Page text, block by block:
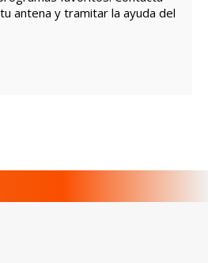
antena y tramitar la ayuda del